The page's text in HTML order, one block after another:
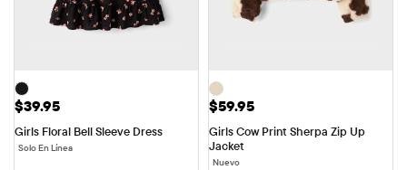
Precio: $39.95
$39.95
Girls Floral Bell Sleeve Dress
Solo En Línea
Precio: $59.95
$59.95
Girls Cow Print Sherpa Zip Up
Jacket
Nuevo